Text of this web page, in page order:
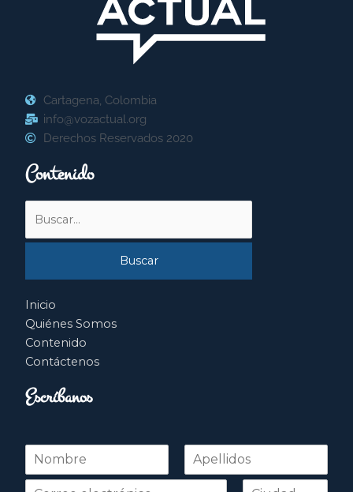
Cartagena, Colombia
info@vozactual.org
Derechos Reservados 2020
Contenido
por:
Inicio
Quiénes Somos
Contenido
Contáctenos
Escríbanos
N
m
Nombre Apellidos